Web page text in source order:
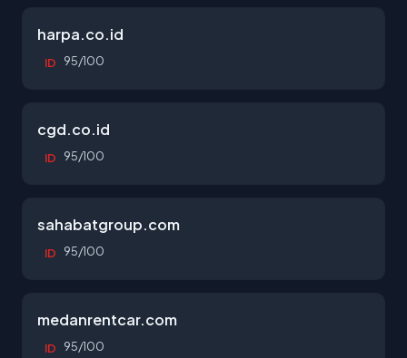
harpa.co.id
ID 95/100
cgd.co.id
ID 95/100
sahabatgroup.com
ID 95/100
medanrentcar.com
ID 95/100